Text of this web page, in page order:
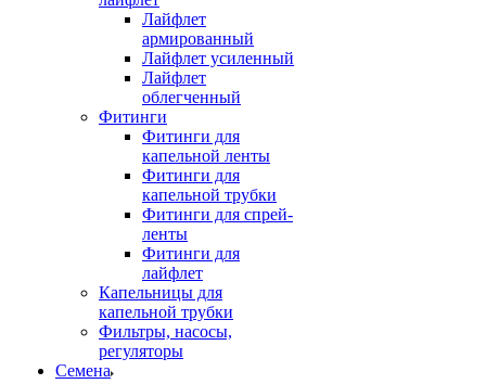
Лайфлет
армированный
Лайфлет усиленный
Лайфлет
облегченный
Фитинги
Фитинги для
капельной ленты
Фитинги для
капельной трубки
Фитинги для спрей-
ленты
Фитинги для
лайфлет
Капельницы для
капельной трубки
Фильтры, насосы,
регуляторы
Семена